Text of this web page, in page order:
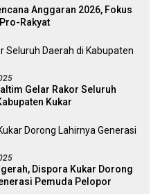
Anggaran 2026, Fokus
Rakyat
Gelar Rakor Seluruh
Kukar
Dispora Kukar Dorong
Pemuda Pelopor